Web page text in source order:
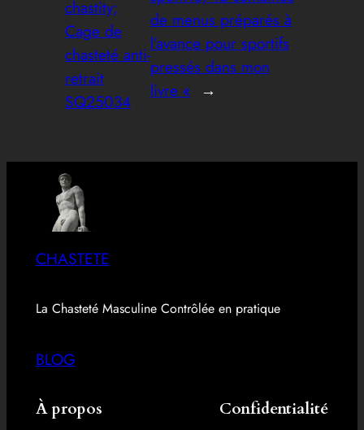
chastity;
Cage de
chasteté anti-
retrait
SQ25034
de menus préparés à
l’avance pour sportifs
pressés dans mon
livre « →
CHASTETE
La Chasteté Masculine Contrôlée en pratique
BLOG
À propos Confidentialité